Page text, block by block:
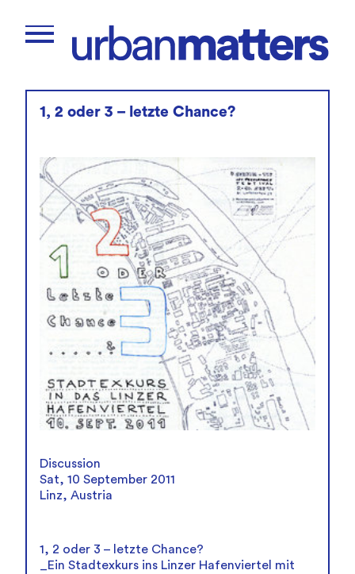
1, 2 oder 3 – letzte Chance?
Discussion
Sat, 10 September 2011
Linz, Austria
1, 2 oder 3 – letzte Chance?
_Ein Stadtexkurs ins Linzer Hafenviertel mit